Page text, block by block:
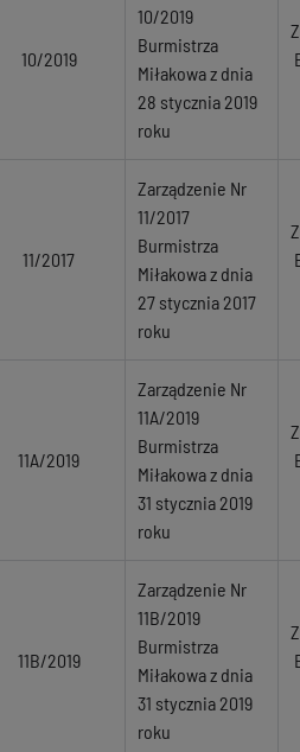
10/2019
10/2019
Burmistrza
Miłakowa z dnia
28 stycznia 2019
roku
11/2017
Zarządzenie Nr
11/2017
Burmistrza
Miłakowa z dnia
27 stycznia 2017
roku
11A/2019
Zarządzenie Nr
11A/2019
Burmistrza
Miłakowa z dnia
31 stycznia 2019
roku
11B/2019
Zarządzenie Nr
11B/2019
Burmistrza
Miłakowa z dnia
31 stycznia 2019
roku